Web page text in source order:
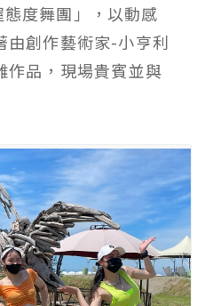
度舞團」，以動感
由創作藝術家-小亨利
作品，現場貴賓並與